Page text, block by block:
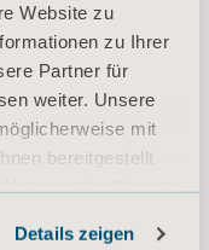
Website zu
zu Ihrer
Partner für
weiter. Unsere
mit
bereitgestellt
Details zeigen